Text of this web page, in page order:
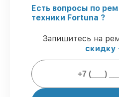
тепловизоров
переносов.
виды работ и
тепловизоров
длительная
Мы гарантируем:
Есть вопросы по
техники Fortuna ?
Запишитесь на
скидку